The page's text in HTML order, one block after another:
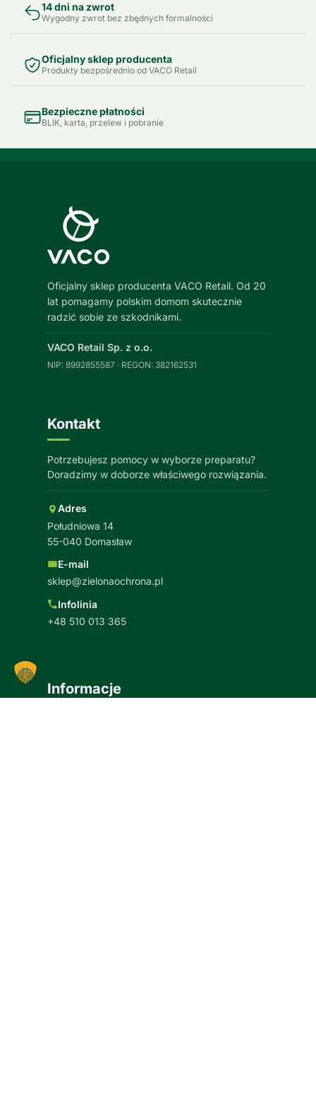
14 dni na zwrot
Wygodny zwrot bez zbędnych formalności
Oficjalny sklep producenta
Produkty bezpośrednio od VACO Retail
Bezpieczne płatności
BLIK, karta, przelew i pobranie
Oficjalny sklep producenta VACO Retail. Od 20
lat pomagamy polskim domom skutecznie
radzić sobie ze szkodnikami.
VACO Retail Sp. z o.o.
NIP: 8992855587 · REGON: 382162531
Kontakt
Potrzebujesz pomocy w wyborze preparatu?
Doradzimy w doborze właściwego rozwiązania.
Adres
Południowa 14
55-040 Domasław
E-mail
sklep@zielonaochrona.pl
Infolinia
+48 510 013 365
Informacje